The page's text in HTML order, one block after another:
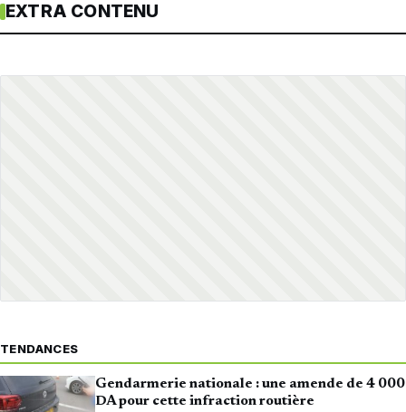
EXTRA CONTENU
TENDANCES
Gendarmerie nationale : une amende de 4 000
DA pour cette infraction routière